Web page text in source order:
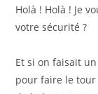
Holà ! Holà ! Je
votre sécurité ?
Et si on faisait
pour faire le tour